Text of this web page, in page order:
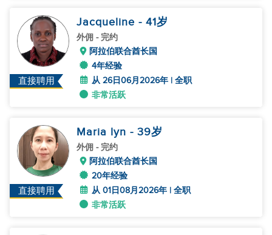
直接聘用
Jacqueline - 41岁
外佣 - 完约
阿拉伯联合酋长国
4年经验
从 26日06月2026年 | 全职
非常活跃
直接聘用
Maria lyn - 39岁
外佣 - 完约
阿拉伯联合酋长国
20年经验
从 01日08月2026年 | 全职
非常活跃